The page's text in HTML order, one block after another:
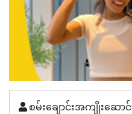
စမ်းချောင်းအကျိုးဆောင်